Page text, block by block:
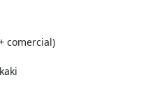
comercial)